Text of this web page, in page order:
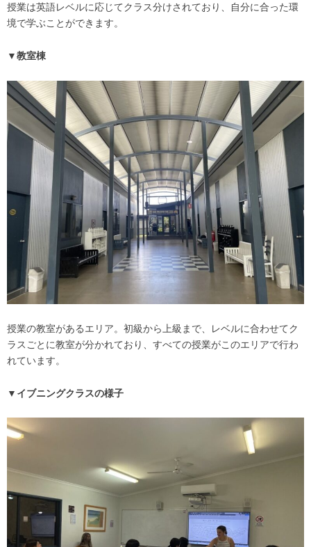
授業は英語レベルに応じてクラス分けされており、自分に合った環
境で学ぶことができます。
▼教室棟
授業の教室があるエリア。初級から上級まで、レベルに合わせてク
ラスごとに教室が分かれており、すべての授業がこのエリアで行わ
れています。
▼イブニングクラスの様子